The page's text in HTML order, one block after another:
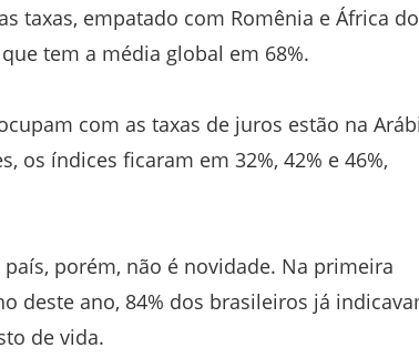
taxas, empatado com Romênia e África do
tem a média global em 68%.
com as taxas de juros estão na
os índices ficaram em 32%, 42% e 46%,
porém, não é novidade. Na primeira
deste ano, 84% dos brasileiros já
de vida.